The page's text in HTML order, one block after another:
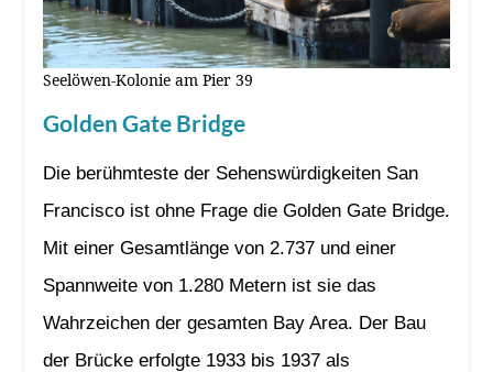
Seelöwen-Kolonie am Pier 39
Golden Gate Bridge
Die berühmteste der Sehenswürdigkeiten San
Francisco ist ohne Frage die Golden Gate Bridge.
Mit einer Gesamtlänge von 2.737 und einer
Spannweite von 1.280 Metern ist sie das
Wahrzeichen der gesamten Bay Area. Der Bau
der Brücke erfolgte 1933 bis 1937 als